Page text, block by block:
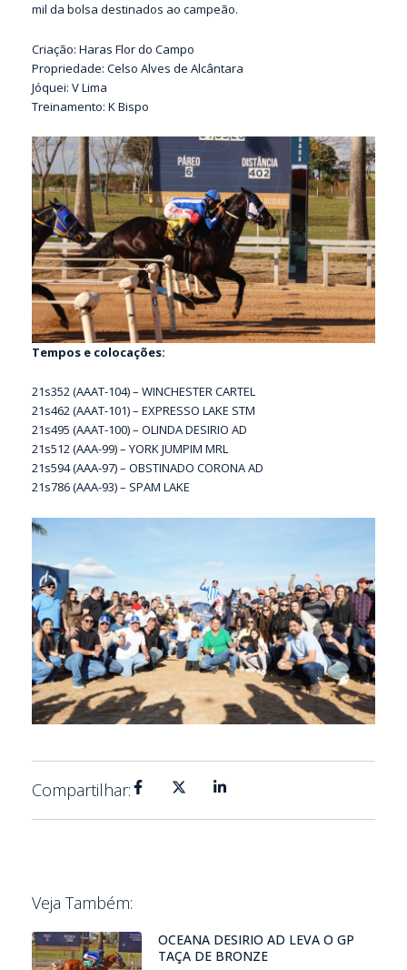
mil da bolsa destinados ao campeão.
Criação: Haras Flor do Campo
Propriedade: Celso Alves de Alcântara
Jóquei: V Lima
Treinamento: K Bispo
Tempos e colocações:
21s352 (AAAT-104) – WINCHESTER CARTEL
21s462 (AAAT-101) – EXPRESSO LAKE STM
21s495 (AAAT-100) – OLINDA DESIRIO AD
21s512 (AAA-99) – YORK JUMPIM MRL
21s594 (AAA-97) – OBSTINADO CORONA AD
21s786 (AAA-93) – SPAM LAKE
Compartilhar:
Veja Também:
OCEANA DESIRIO AD LEVA O GP
TAÇA DE BRONZE